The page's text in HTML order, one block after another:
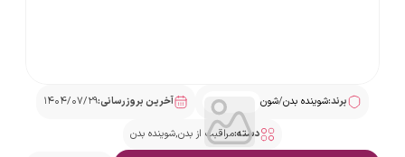
برند:شوینده بدن/شون آخرین بروزرسانی:۱۴۰۴/۰۷/۲۹
دسته:مراقبت از بدن,شوینده بدن